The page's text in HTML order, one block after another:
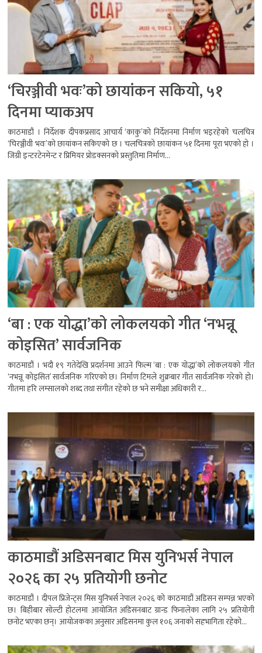
‘चिरञ्जीवी भवः’को छायांकन सकियो, ५१
दिनमा प्याकअप
काठमाडौं । निर्देशक दीपकप्रसाद आचार्य ‘काकु’को निर्देशनमा निर्माण भइरहेको चलचित्र
‘चिरञ्जीवी भवः’को छायांकन सकिएको छ । चलचित्रको छायांकन ५१ दिनमा पूरा भएको हो ।
जिग्री इन्टरटेनमेन्ट र प्रिमियर प्रोडक्सनको प्रस्तुतिमा निर्माण...
‘बा : एक योद्धा’को लोकलयको गीत ‘नभन्नू
कोइसित’ सार्वजनिक
काठमाडौं । भदौ १९ गतेदेखि प्रदर्शनमा आउने फिल्म ‘बा : एक योद्धा’को लोकलयको गीत
‘नभन्नू कोइसित’ सार्वजनिक गरिएको छ। निर्माण टिमले शुक्रबार गीत सार्वजनिक गरेको हो।
गीतमा हरि लम्सालको शब्द तथा संगीत रहेको छ भने समीक्षा अधिकारी र...
काठमाडौं अडिसनबाट मिस युनिभर्स नेपाल
२०२६ का २५ प्रतियोगी छनोट
काठमाडौं । दीपल प्रिजेन्ट्स मिस युनिभर्स नेपाल २०२६ को काठमाडौं अडिसन सम्पन्न भएको
छ। बिहीबार सोल्टी होटलमा आयोजित अडिसनबाट ग्रान्ड फिनालेका लागि २५ प्रतियोगी
छनोट भएका छन्। आयोजकका अनुसार अडिसनमा कुल १०६ जनाको सहभागिता रहेको...